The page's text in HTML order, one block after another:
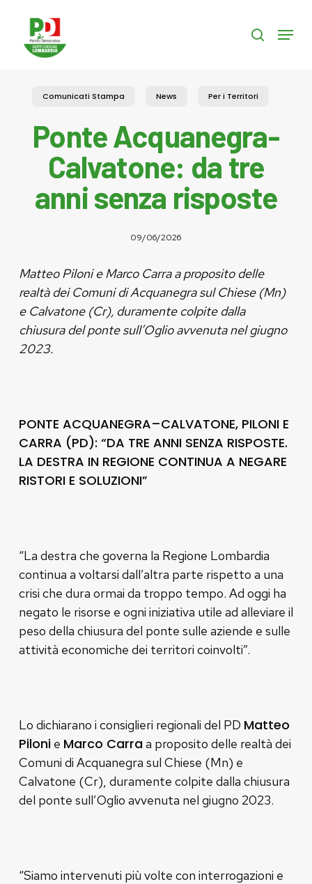
content
search
Menu
Comunicati Stampa News Per i Territori
Ponte Acquanegra-
Calvatone: da tre
anni senza risposte
09/06/2026
Matteo Piloni e Marco Carra a proposito delle
realtà dei Comuni di Acquanegra sul Chiese (Mn)
e Calvatone (Cr), duramente colpite dalla
chiusura del ponte sull’Oglio avvenuta nel giugno
2023.
PONTE ACQUANEGRA–CALVATONE, PILONI E
CARRA (PD): “DA TRE ANNI SENZA RISPOSTE.
LA DESTRA IN REGIONE CONTINUA A NEGARE
RISTORI E SOLUZIONI”
“La destra che governa la Regione Lombardia
continua a voltarsi dall’altra parte rispetto a una
crisi che dura ormai da troppo tempo. Ad oggi ha
negato le risorse e ogni iniziativa utile ad alleviare il
peso della chiusura del ponte sulle aziende e sulle
attività economiche dei territori coinvolti”.
Lo dichiarano i consiglieri regionali del PD Matteo
Pilonie Marco Carraa proposito delle realtà dei
Comuni di Acquanegra sul Chiese (Mn) e
Calvatone (Cr), duramente colpite dalla chiusura
del ponte sull’Oglio avvenuta nel giugno 2023.
“Siamo intervenuti più volte con interrogazioni e